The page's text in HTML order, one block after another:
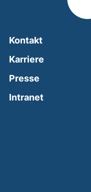
Kontakt
Karriere
Presse
Intranet(external